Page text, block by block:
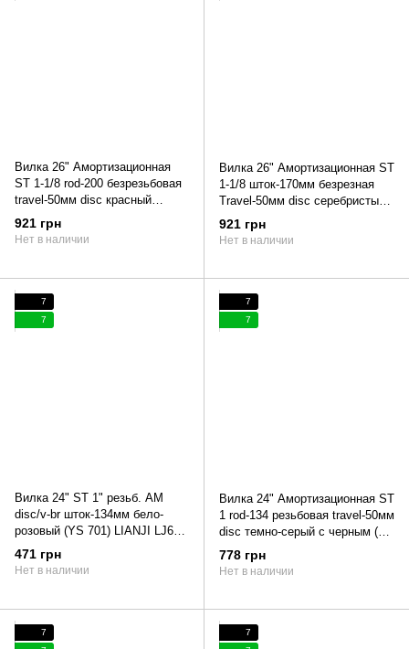
Вилка 26" Амортизационная
ST 1-1/8 rod-200 безрезьбовая
travel-50мм disc красный
(матовый) YS 3041 matt LIANJI
LJ641 TREK 13"
921 грн
Нет в наличии
Вилка 26" Амортизационная ST
1-1/8 шток-170мм безрезная
Travel-50мм disc серебристый
(матовый) YS 9291 matt LIANJI
LJ641 HUMMER 2022
921 грн
Нет в наличии
7
7
Вилка 24" ST 1" резьб. AM
disc/v-br шток-134мм бело-
розовый (YS 701) LIANJI LJ641
Formula FOREST 2022
(повреждение ЛКП) (бело-
471 грн
Нет в наличии
7
7
Вилка 24" Амортизационная ST
1 rod-134 резьбовая travel-50мм
disc темно-серый с черным (м)
YS 7912 matt LIANJI LJ641
FLINT 2022 (повреждение ЛКП)
778 грн
Нет в наличии
7
7